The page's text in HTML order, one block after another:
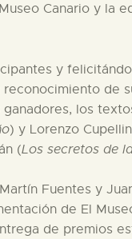
Canario y la
y
de
los
) y Lorenzo
(Los secretos de
Fuentes y
de El
de premios